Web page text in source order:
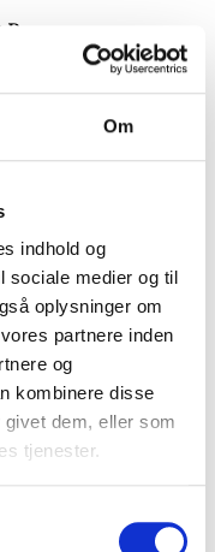
Om
indhold og
sociale medier og til
oplysninger om
partnere inden
og
kombinere disse
dem, eller som
tjenester.